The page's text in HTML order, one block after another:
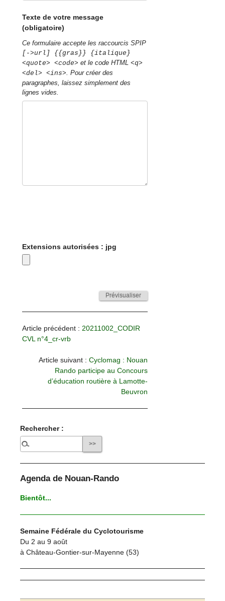
Texte de votre message
(obligatoire)
Ce formulaire accepte les raccourcis SPIP
[->url] {{gras}} {italique}
<quote> <code> et le code HTML<q>
<del> <ins>. Pour créer des
paragraphes, laissez simplement des
lignes vides.
Extensions autorisées : jpg
Article précédent : 20211002_CODIR
CVL n°4_cr-vrb
Article suivant : Cyclomag : Nouan
Rando participe au Concours
d’éducation routière à Lamotte-
Beuvron
Rechercher :
Agenda de Nouan-Rando
Bientôt...
Semaine Fédérale du Cyclotourisme
Du 2 au 9 août
à Château-Gontier-sur-Mayenne (53)